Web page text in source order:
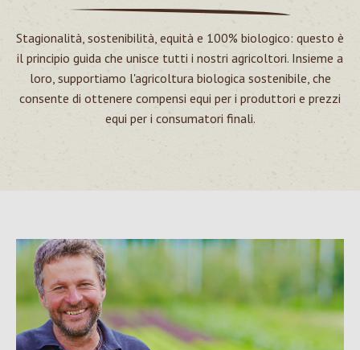
Stagionalità, sostenibilità, equità e 100% biologico: questo è
il principio guida che unisce tutti i nostri agricoltori. Insieme a
loro, supportiamo l'agricoltura biologica sostenibile, che
consente di ottenere compensi equi per i produttori e prezzi
equi per i consumatori finali.